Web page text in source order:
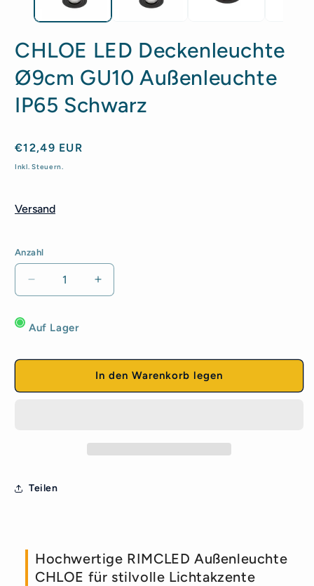
CHLOE LED Deckenleuchte
Ø9cm GU10 Außenleuchte
IP65 Schwarz
Normaler
Preis
€12,49 EUR
Inkl. Steuern.
Versand
Anzahl
Anzahl
Verringere
die
für
LED
Deckenleuchte
Ø9cm
Erhöhe
die
LED
Deckenleuchte
Ø9cm
Schwarz
Auf Lager
In den Warenkorb legen
Teilen
Hochwertige RIMCLED Außenleuchte
CHLOE für stilvolle Lichtakzente